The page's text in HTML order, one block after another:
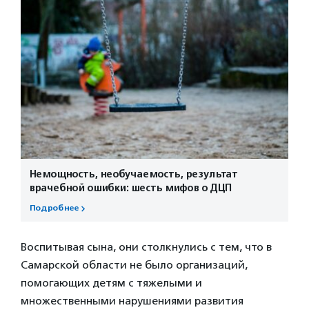
Немощность, необучаемость, результат
врачебной ошибки: шесть мифов о ДЦП
Подробнее
Воспитывая сына, они столкнулись с тем, что в
Самарской области не было организаций,
помогающих детям с тяжелыми и
множественными нарушениями развития